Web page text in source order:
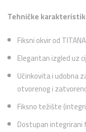
Tehničke
Fiksni okvir od TITANA
Elegantan izgled uz
Učinkovita i udobna
otvorenog i
Fiksno težište
Dostupan integrirani